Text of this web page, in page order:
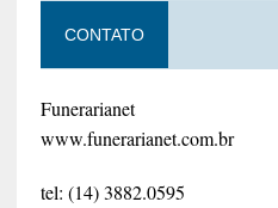
CONTATO
Funerarianet
www.funerarianet.com.br
tel: (14) 3882.0595